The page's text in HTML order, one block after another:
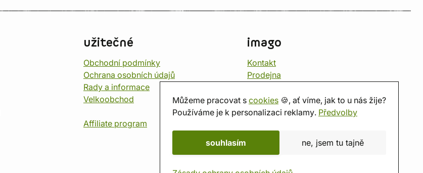
Můžeme pracovat s cookies 🍪, ať víme, jak to u nás žije?
Používáme je k personalizaci reklamy. Předvolby
souhlasím ne, jsem tu tajně
užitečné
Obchodní podmínky
Ochrana osobních údajů
Rady a informace
Velkoobchod
Affiliate program
imago
Kontakt
Prodejna
O nás
Hodnocení obchodu